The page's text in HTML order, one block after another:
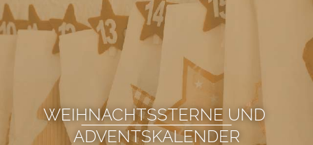
WEIHNACHTSSTERNE UND
ADVENTSKALENDER